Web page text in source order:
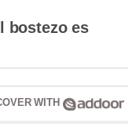
bostezo es
WITH